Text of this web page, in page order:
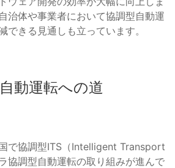
治体や事業者において協調型自動運
できる見通しも立っています。
動運転への道
で協調型ITS（Intelligent Transport
協調型自動運転の取り組みが進んで